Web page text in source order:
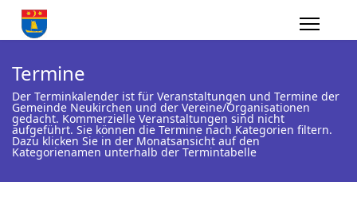
Termine
Der Terminkalender ist für Veranstaltungen und Termine der
Gemeinde Neukirchen und der Vereine/Organisationen
gedacht. Kommerzielle Veranstaltungen sind nicht
aufgeführt. Sie können die Termine nach Kategorien filtern.
Dazu klicken Sie in der Monatsansicht auf den
Kategorienamen unterhalb der Termintabelle